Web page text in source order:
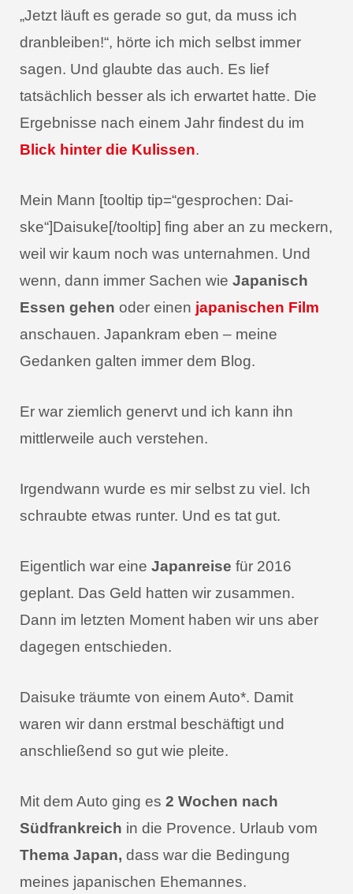
„Jetzt läuft es gerade so gut, da muss ich
dranbleiben!“, hörte ich mich selbst immer
sagen. Und glaubte das auch. Es lief
tatsächlich besser als ich erwartet hatte. Die
Ergebnisse nach einem Jahr findest du im
Blick hinter die Kulissen.
Mein Mann [tooltip tip=“gesprochen: Dai-
ske“]Daisuke[/tooltip] fing aber an zu meckern,
weil wir kaum noch was unternahmen. Und
wenn, dann immer Sachen wie Japanisch
Essen gehen oder einen japanischen Film
anschauen. Japankram eben – meine
Gedanken galten immer dem Blog.
Er war ziemlich genervt und ich kann ihn
mittlerweile auch verstehen.
Irgendwann wurde es mir selbst zu viel. Ich
schraubte etwas runter. Und es tat gut.
Eigentlich war eine Japanreise für 2016
geplant. Das Geld hatten wir zusammen.
Dann im letzten Moment haben wir uns aber
dagegen entschieden.
Daisuke träumte von einem Auto*. Damit
waren wir dann erstmal beschäftigt und
anschließend so gut wie pleite.
Mit dem Auto ging es 2 Wochen nach
Südfrankreich in die Provence. Urlaub vom
Thema Japan, dass war die Bedingung
meines japanischen Ehemannes.